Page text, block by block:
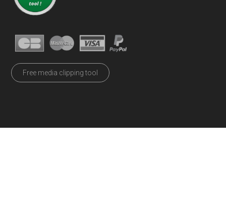
Free media clipping tool